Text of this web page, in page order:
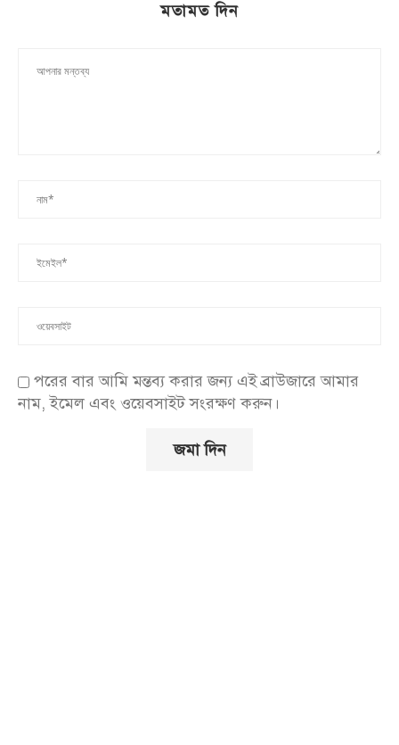
মতামত দিন
পরের বার আমি মন্তব্য করার জন্য এই ব্রাউজারে আমার
নাম, ইমেল এবং ওয়েবসাইট সংরক্ষণ করুন।